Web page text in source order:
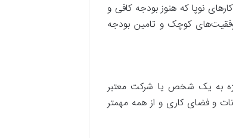
نوپا که هنوز بودجه کافی و
کوچک و تامین بودجه
به یک شخص یا شرکت معتبر
و فضای کاری و از همه مهمتر